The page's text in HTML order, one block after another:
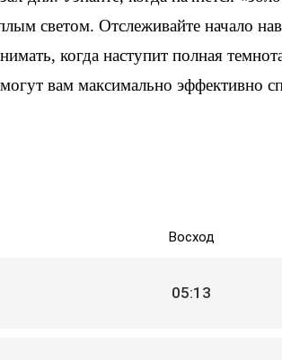
светом. Отслеживайте начало
когда наступит полная
вам максимально эффективно
Восход
05:13